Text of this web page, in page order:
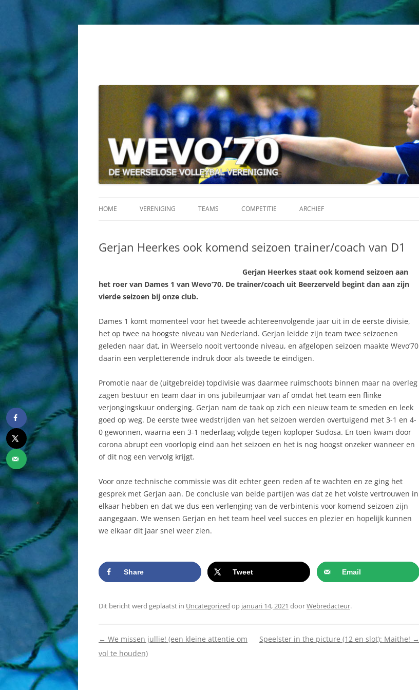
HOME VERENIGING
COMMISSIES
SPORTHAL
WEBSITE
TEAMS
DAMES 2
DAMES 3
DAMES 6
DAMES 7
HEREN HEREN 1
MEISJES B1
MEISJES C1
COMPETITIE ARCHIEF
Gerjan Heerkes ook komend seizoen trainer/coach van D1
Gerjan Heerkes staat ook komend seizoen aan
het roer van Dames 1 van Wevo’70. De trainer/coach uit Beerzerveld begint dan aan zijn
vierde seizoen bij onze club.
Dames 1 komt momenteel voor het tweede achtereenvolgende jaar uit in de eerste divisie,
het op twee na hoogste niveau van Nederland. Gerjan leidde zijn team twee seizoenen
geleden naar dat, in Weerselo nooit vertoonde niveau, en afgelopen seizoen maakte Wevo’70
daarin een verpletterende indruk door als tweede te eindigen.
Promotie naar de (uitgebreide) topdivisie was daarmee ruimschoots binnen maar na overleg
zagen bestuur en team daar in ons jubileumjaar van af omdat het team een flinke
verjongingskuur onderging. Gerjan nam de taak op zich een nieuw team te smeden en leek
goed op weg. De eerste twee wedstrijden van het seizoen werden overtuigend met 3-1 en 4-
0 gewonnen, waarna een 3-1 nederlaag volgde tegen koploper Sudosa. En toen kwam door
corona abrupt een voorlopig eind aan het seizoen en het is nog hoogst onzeker wanneer en
of dit nog een vervolg krijgt.
Voor onze technische commissie was dit echter geen reden af te wachten en ze ging het
gesprek met Gerjan aan. De conclusie van beide partijen was dat ze het volste vertrouwen in
elkaar hebben en dat we dus een verlenging van de verbintenis voor komend seizoen zijn
aangegaan. We wensen Gerjan en het team heel veel succes en plezier en hopelijk kunnen
we elkaar dit jaar snel weer zien.
Share Tweet Email
Dit bericht werd geplaatst in Uncategorized op januari 14, 2021 doorWebredacteur.
Berichtnavigatie
← We missen jullie! (een kleine attentie om
vol te houden)
Speelster in the picture (12 en slot): Maithe! →